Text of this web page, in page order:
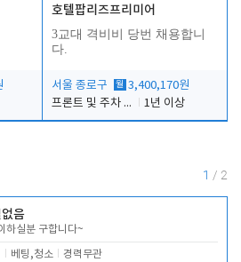
호텔팝리즈프리미어
3교대 격비비 당번 채용합니
다.
서울 종로구 월 3,400,170원
프론트 및 주차 객실관리
1년 이상
1 / 2
음
하실분 구합니다~
베팅,청소 경력무관